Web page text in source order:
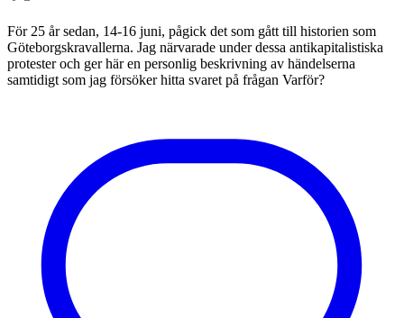
För 25 år sedan, 14-16 juni, pågick det som gått till historien som
Göteborgskravallerna. Jag närvarade under dessa antikapitalistiska
protester och ger här en personlig beskrivning av händelserna
samtidigt som jag försöker hitta svaret på frågan Varför?